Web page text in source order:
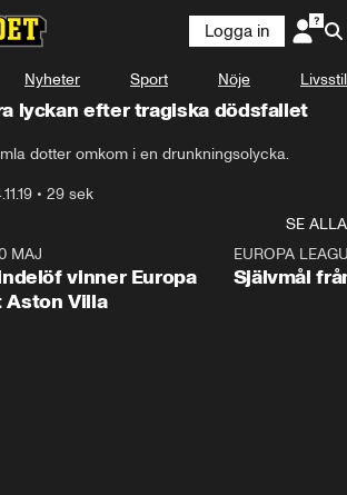
Logga in
Nyheter Sport Nöje Livsstil
lyckan efter tragiska dödsfallet
dotter omkom i en drunkningsolycka.
fått tvillingar.
• 29 sek
SE ALLA
MAJ
vinner Europa
Aston Villa
EUROPA
Självmål